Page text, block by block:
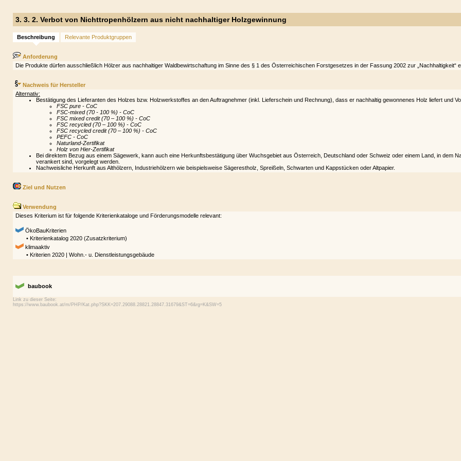
3. 3. 2. Verbot von Nichttropenhölzern aus nicht nachhaltiger Holzgewinnung
Beschreibung Relevante Produktgruppen
Anforderung
Die Produkte dürfen ausschließlich Hölzer aus nachhaltiger Waldbewirtschaftung im Sinne des § 1 des Österreichischen Forstgesetzes in der Fassung 2002 zur „Nachhaltigkeit“
Nachweis für Hersteller
Alternativ:
Bestätigung des Lieferanten des Holzes bzw. Holzwerkstoffes an den Auftragnehmer (inkl. Lieferschein und Rechnung), dass er nachhaltig gewonnenes Holz liefert und
FSC pure - CoC
FSC-mixed (70 - 100 %) - CoC
FSC mixed credit (70 – 100 %) - CoC
FSC recycled (70 – 100 %) - CoC
FSC recycled credit (70 – 100 %) - CoC
PEFC - CoC
Naturland-Zertifikat
Holz von Hier-Zertifikat
Bei direktem Bezug aus einem Sägewerk, kann auch eine Herkunftsbestätigung über Wuchsgebiet aus Österreich, Deutschland oder Schweiz oder einem Land, in dem
verankert sind, vorgelegt werden.
Nachweisliche Herkunft aus Althölzern, Industriehölzern wie beispielsweise Sägerestholz, Spreißeln, Schwarten und Kappstücken oder Altpapier.
Ziel und Nutzen
Verwendung
Dieses Kriterium ist für folgende Kriterienkataloge und Förderungsmodelle relevant:
ÖkoBauKriterien
• Kriterienkatalog 2020 (Zusatzkriterium)
klimaaktiv
• Kriterien 2020 | Wohn.- u. Dienstleistungsgebäude
baubook
Link zu dieser Seite: